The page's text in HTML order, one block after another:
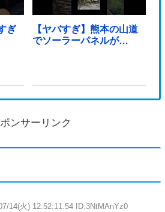
ぎ
【ヤバすぎ】熊本の山道
でソーラーパネルが…
ンサーリンク
14(火) 12:52:11.54 ID:3NtMAnYz0